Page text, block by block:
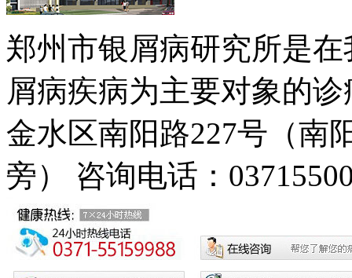
郑州市银屑病研究所是
屑病疾病为主要对象的诊
金水区南阳路227号（南
旁）
咨询电话：